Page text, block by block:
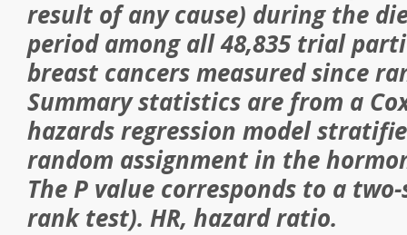
result of any cause) during the
period among all 48,835 trial
breast cancers measured since
Summary statistics are from a
hazards regression model
random assignment in the
The P value corresponds to a
rank test). HR, hazard ratio.